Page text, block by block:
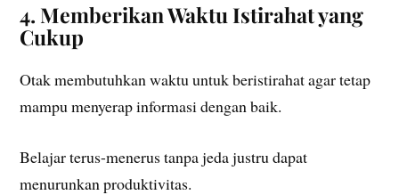
4. Memberikan Waktu Istirahat yang
Cukup
Otak membutuhkan waktu untuk beristirahat agar tetap
mampu menyerap informasi dengan baik.
Belajar terus-menerus tanpa jeda justru dapat
menurunkan produktivitas.